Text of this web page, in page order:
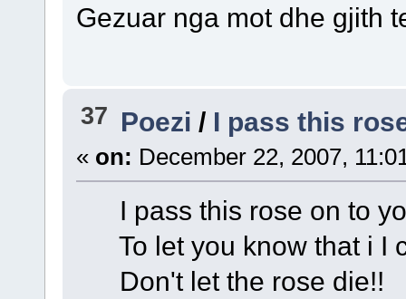
Gezuar nga mot dhe gjith
37 Poezi / I pass this
« on: December 22, 2007,
I pass this rose on to
To let you know that i I
Don't let the rose die!!